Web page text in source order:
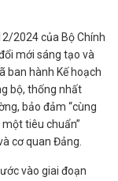
2024 của Bộ Chính
mới sáng tạo và
ban hành Kế hoạch
bộ, thống nhất
bảo đảm “cùng
tiêu chuẩn”
cơ quan Đảng.
vào giai đoạn